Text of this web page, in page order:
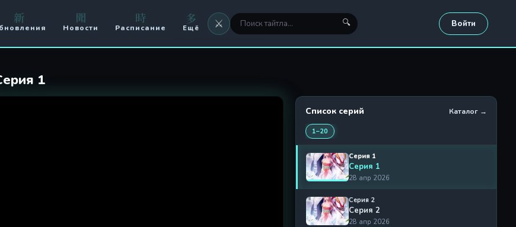
1 серия
新 聞
Новости
時
Расписание
多
Ещё ⚔️
⚔️ Оружие
🏟️ Арена
🔍 Войти
1
Список серий Каталог →
1–20
Серия 1
Серия 1
28 апр 2026
Серия 2
Серия 2
28 апр 2026